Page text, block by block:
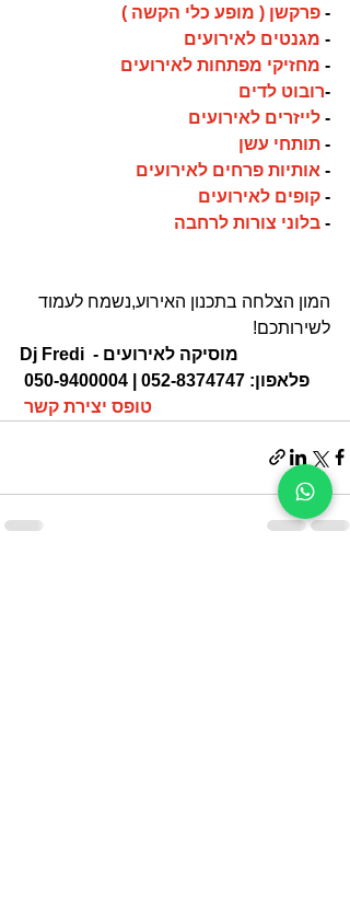
- פרקשן ( מופע כלי הקשה )
- מגנטים לאירועים
- מחזיקי מפתחות לאירועים
-רובוט לדים
- לייזרים לאירועים
- תותחי עשן
- אותיות פרחים לאירועים
- קופים לאירועים
- בלוני צורות לרחבה
המון הצלחה בתכנון האירוע,נשמח לעמוד
לשירותכם!
Dj Fredi
- מוסיקה לאירועים
טופס יצירת קשר